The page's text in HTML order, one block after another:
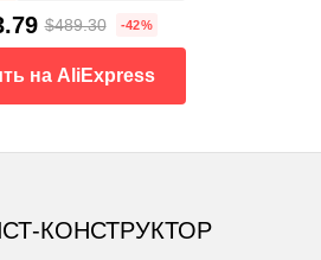
$489.30 -42%
на AliExpress
КОНСТРУКТОР